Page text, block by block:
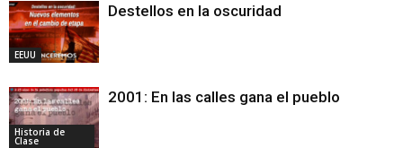
EEUU
Destellos en la oscuridad
Historia de
Clase
2001: En las calles gana el pueblo